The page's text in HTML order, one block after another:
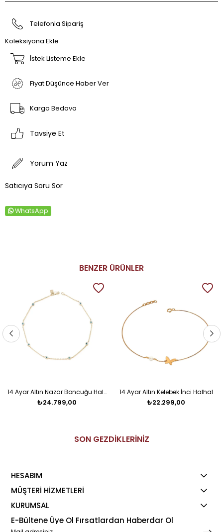
Telefonla Sipariş
Koleksiyona Ekle
İstek Listeme Ekle
Fiyat Düşünce Haber Ver
Kargo Bedava
Tavsiye Et
Yorum Yaz
Satıcıya Soru Sor
WhatsApp
BENZER ÜRÜNLER
14 Ayar Altın Nazar Boncuğu Halhal
₺24.799,00
14 Ayar Altın Kelebek İnci Halhal
₺22.299,00
SON GEZDİKLERİNİZ
HESABIM
MÜŞTERİ HİZMETLERİ
KURUMSAL
E-Bültene Üye Ol Fırsatlardan Haberdar Ol